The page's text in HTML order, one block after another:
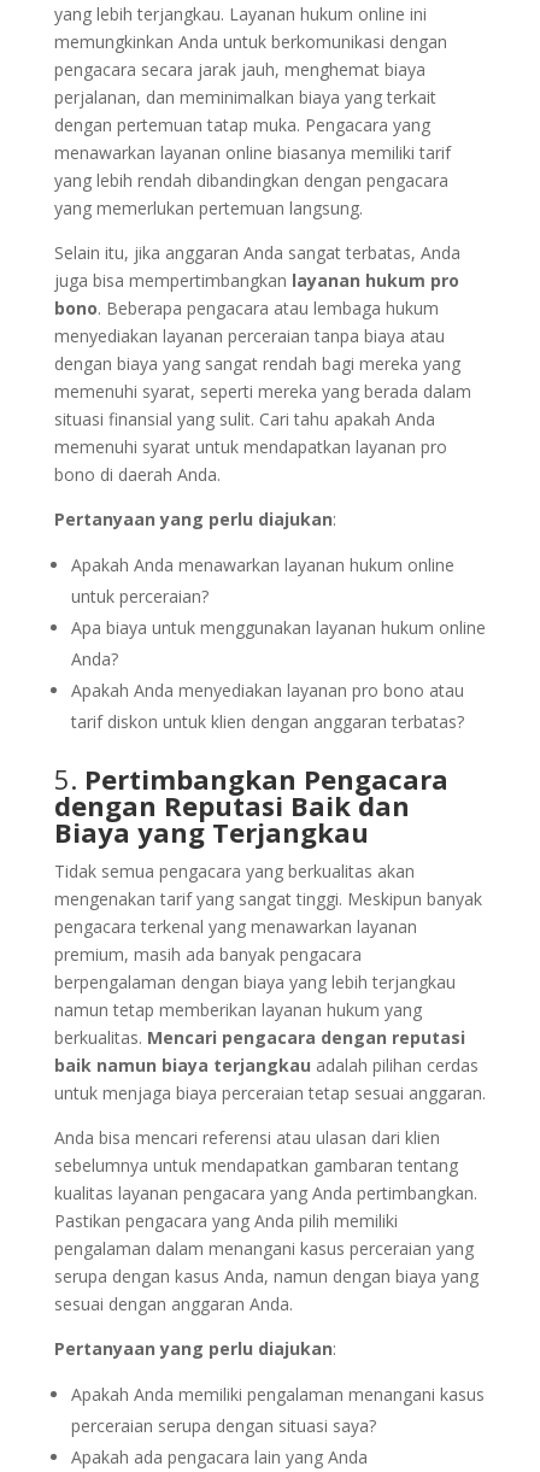
yang lebih terjangkau. Layanan hukum online ini
memungkinkan Anda untuk berkomunikasi dengan
pengacara secara jarak jauh, menghemat biaya
perjalanan, dan meminimalkan biaya yang terkait
dengan pertemuan tatap muka. Pengacara yang
menawarkan layanan online biasanya memiliki tarif
yang lebih rendah dibandingkan dengan pengacara
yang memerlukan pertemuan langsung.
Selain itu, jika anggaran Anda sangat terbatas, Anda
juga bisa mempertimbangkan layanan hukum pro
bono. Beberapa pengacara atau lembaga hukum
menyediakan layanan perceraian tanpa biaya atau
dengan biaya yang sangat rendah bagi mereka yang
memenuhi syarat, seperti mereka yang berada dalam
situasi finansial yang sulit. Cari tahu apakah Anda
memenuhi syarat untuk mendapatkan layanan pro
bono di daerah Anda.
Pertanyaan yang perlu diajukan:
Apakah Anda menawarkan layanan hukum online
untuk perceraian?
Apa biaya untuk menggunakan layanan hukum online
Anda?
Apakah Anda menyediakan layanan pro bono atau
tarif diskon untuk klien dengan anggaran terbatas?
5. Pertimbangkan Pengacara
dengan Reputasi Baik dan
Biaya yang Terjangkau
Tidak semua pengacara yang berkualitas akan
mengenakan tarif yang sangat tinggi. Meskipun banyak
pengacara terkenal yang menawarkan layanan
premium, masih ada banyak pengacara
berpengalaman dengan biaya yang lebih terjangkau
namun tetap memberikan layanan hukum yang
berkualitas. Mencari pengacara dengan reputasi
baik namun biaya terjangkau adalah pilihan cerdas
untuk menjaga biaya perceraian tetap sesuai anggaran.
Anda bisa mencari referensi atau ulasan dari klien
sebelumnya untuk mendapatkan gambaran tentang
kualitas layanan pengacara yang Anda pertimbangkan.
Pastikan pengacara yang Anda pilih memiliki
pengalaman dalam menangani kasus perceraian yang
serupa dengan kasus Anda, namun dengan biaya yang
sesuai dengan anggaran Anda.
Pertanyaan yang perlu diajukan:
Apakah Anda memiliki pengalaman menangani kasus
perceraian serupa dengan situasi saya?
Apakah ada pengacara lain yang Anda